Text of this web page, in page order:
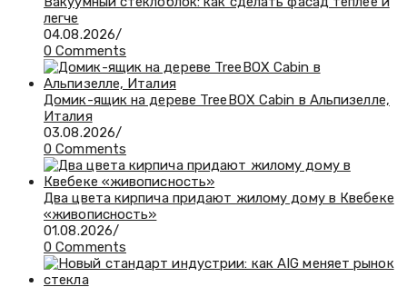
легче
04.08.2026/
0 Comments
Домик-ящик на дереве TreeBOX Cabin в Альпизелле,
Италия
03.08.2026/
0 Comments
Два цвета кирпича придают жилому дому в Квебеке
«живописность»
01.08.2026/
0 Comments